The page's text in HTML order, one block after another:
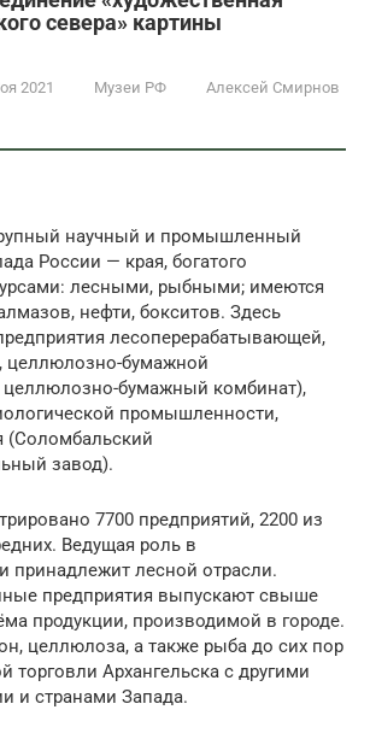
севера» картины
2021 Музеи РФ Алексей Смирнов
научный и промышленный
России — края, богатого
лесными, рыбными; имеются
нефти, бокситов. Здесь
лесоперерабатывающей,
целлюлозно-бумажной
бумажный комбинат),
промышленности,
(Соломбальский
завод).
7700 предприятий, 2200 из
Ведущая роль в
принадлежит лесной отрасли.
предприятия выпускают свыше
продукции, производимой в городе.
целлюлоза, а также рыба до сих пор
торговли Архангельска с другими
и странами Запада.